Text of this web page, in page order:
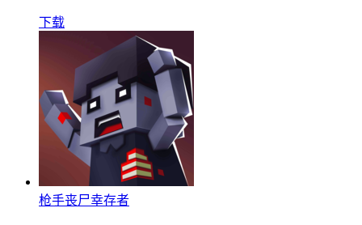
下载
枪手丧尸幸存者